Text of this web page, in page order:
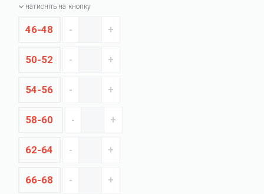
натисніть на кнопку
46-48
50-52
54-56
58-60
62-64
66-68